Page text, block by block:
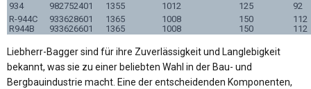
934
982752401 1355 1012 125
92
R-944C
933628601 1365 1008 150
112
R944B
933626601 1365 1008 150 112
Liebherr-Bagger sind für ihre Zuverlässigkeit und Langlebigkeit
bekannt, was sie zu einer beliebten Wahl in der Bau- und
Bergbauindustrie macht. Eine der entscheidenden Komponenten,